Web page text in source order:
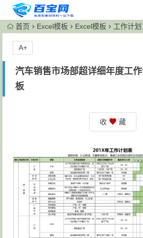
首页 Excel模板 Excel模板 工作计划
汽车销售市场部超详细年度工
板
A+
收 藏